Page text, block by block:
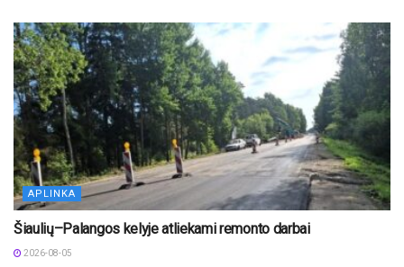
APLINKA
Šiaulių–Palangos kelyje atliekami remonto darbai
2026-08-05